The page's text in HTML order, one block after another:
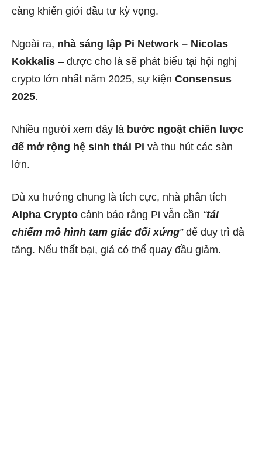
càng khiến giới đầu tư kỳ vọng.
Ngoài ra, nhà sáng lập Pi Network – Nicolas
Kokkalis – được cho là sẽ phát biểu tại hội nghị
crypto lớn nhất năm 2025, sự kiện Consensus
2025.
Nhiều người xem đây là bước ngoặt chiến lược
để mở rộng hệ sinh thái Pi và thu hút các sàn
lớn.
Dù xu hướng chung là tích cực, nhà phân tích
Alpha Crypto cảnh báo rằng Pi vẫn cần “tái
chiếm mô hình tam giác đối xứng”để duy trì đà
tăng. Nếu thất bại, giá có thể quay đầu giảm.